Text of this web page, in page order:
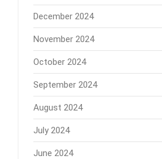
December 2024
November 2024
October 2024
September 2024
August 2024
July 2024
June 2024